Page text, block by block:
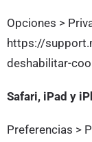
Opciones >
https://
deshabilitar-
Safari, iPad y
Preferencias >